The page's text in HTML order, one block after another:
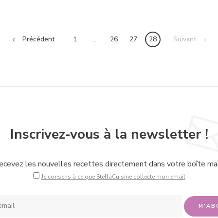
Précédent 1 … 26 27 28 Suivant
Inscrivez-vous à la newsletter !
les nouvelles recettes directement dans votre boîte
Je consens à ce que StellaCuisine collecte mon email